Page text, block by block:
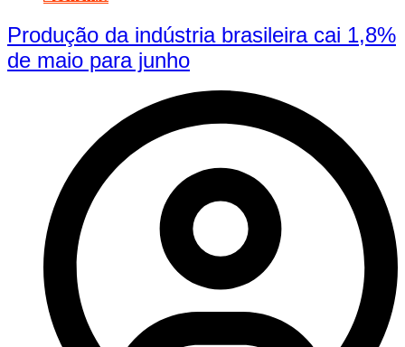
Produção da indústria brasileira cai 1,8%
de maio para junho